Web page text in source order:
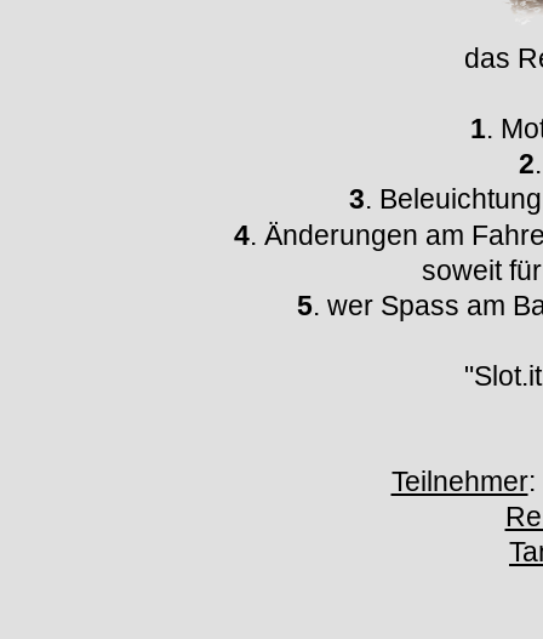
das
1.
2
3.
4. Änderungen am
soweit
5. wer Spass am
Teilnehmer: